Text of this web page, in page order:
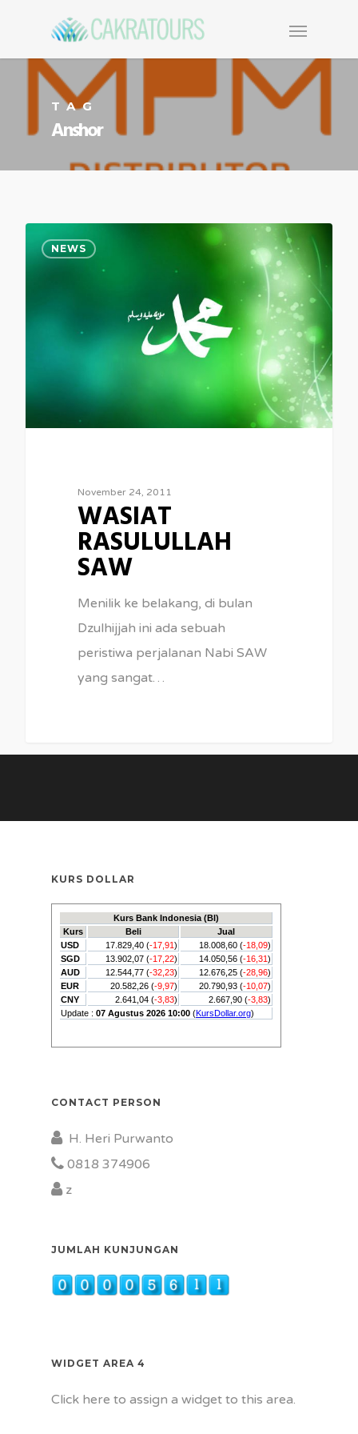
TAG
Anshor
NEWS
November 24, 2011
WASIAT
RASULULLAH
SAW
Menilik ke belakang, di bulan
Dzulhijjah ini ada sebuah
peristiwa perjalanan Nabi SAW
yang sangat…
KURS DOLLAR
CONTACT PERSON
H. Heri Purwanto
0818 374906
z
JUMLAH KUNJUNGAN
WIDGET AREA 4
Click here to assign a widget to this area.